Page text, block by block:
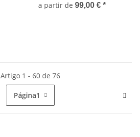
a partir de 99,00 € *
Artigo 1 - 60 de 76
Página1